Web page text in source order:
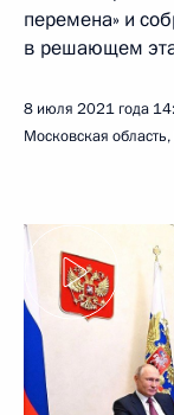
перемена» и
в решающем
8 июля 2021 года
Московская